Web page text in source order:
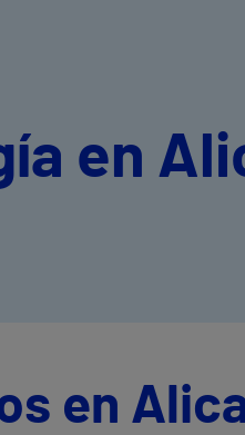
en
en